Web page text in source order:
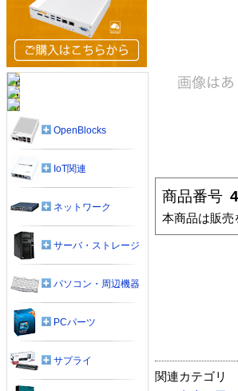
商品番号
本商品は販売
関連カテゴリ
OpenBlocks
IoT関連
ネットワーク
サーバ・ストレージ
パソコン・周辺機器
PCパーツ
サプライ